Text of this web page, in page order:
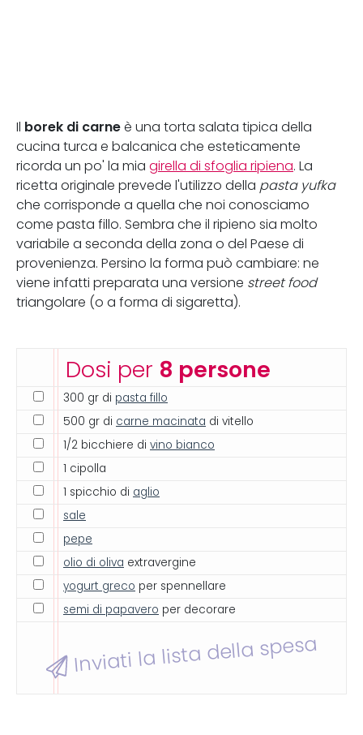
Il borek di carne è una torta salata tipica della
cucina turca e balcanica che esteticamente
ricorda un po' la mia girella di sfoglia ripiena. La
ricetta originale prevede l'utilizzo della pasta yufka
che corrisponde a quella che noi conosciamo
come pasta fillo. Sembra che il ripieno sia molto
variabile a seconda della zona o del Paese di
provenienza. Persino la forma può cambiare: ne
viene infatti preparata una versione street food
triangolare (o a forma di sigaretta).
Dosi per 8 persone
300 gr di pasta fillo
500 gr di carne macinata di vitello
1/2 bicchiere di vino bianco
1 cipolla
1 spicchio di aglio
sale
pepe
olio di oliva extravergine
yogurt greco per spennellare
semi di papavero per decorare
Inviati la lista della spesa